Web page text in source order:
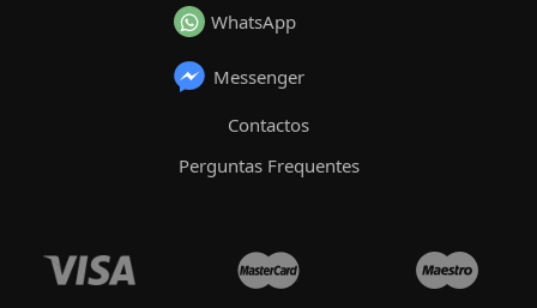
WhatsApp
Messenger
Contactos
Perguntas Frequentes